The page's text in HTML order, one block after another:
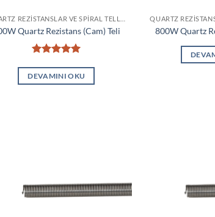
Quartz Rezistans (Cam) Teli
5oy aldı
DEVAMINI OKU
800W Quartz